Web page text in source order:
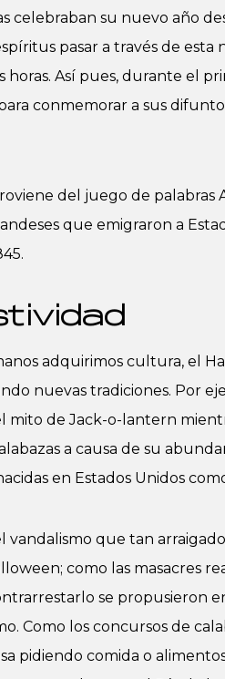
celebraban su nuevo año
pasar a través de esta
Así pues, durante el
conmemorar a sus
del juego de palabras
que emigraron a
adquirimos cultura, el
nuevas tradiciones. Por
mito de Jack-o-lantern
a causa de su
en Estados Unidos
vandalismo que tan
como las masacres
se propusieron
Como los concursos de
pidiendo comida o